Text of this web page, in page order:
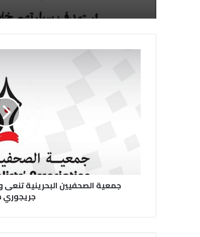
جمعية الصحفيين البحرينية
جريجوري